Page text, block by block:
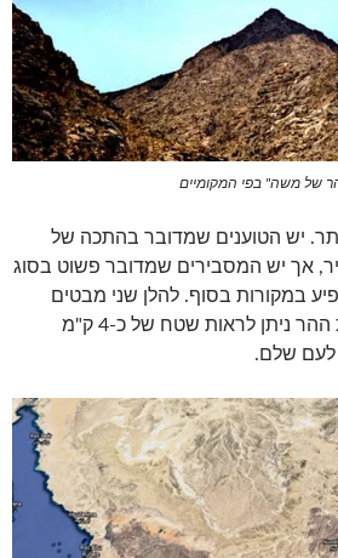
של משה" בפי המקומיים
יש הטוענים שמדובר בהתכה של
אך יש המסבירים שמדובר פשוט בסוג
במקורות בסוף. להלן שני מבטים
מתוך גוגל ארץ. למרגלות ההר ניתן לראות שטח של כ-4 ק"מ
לעם שלם.